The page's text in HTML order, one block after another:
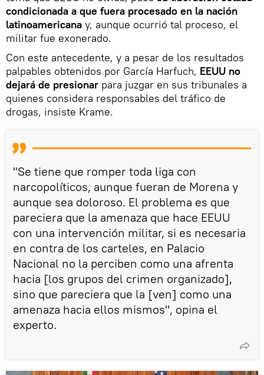
condicionada a que fuera procesado en la nación
latinoamericana y, aunque ocurrió tal proceso, el
militar fue exonerado.
Con este antecedente, y a pesar de los resultados
palpables obtenidos por García Harfuch, EEUU no
dejará de presionar para juzgar en sus tribunales a
quienes considera responsables del tráfico de
drogas, insiste Krame.
"Se tiene que romper toda liga con
narcopolíticos, aunque fueran de Morena y
aunque sea doloroso. El problema es que
pareciera que la amenaza que hace EEUU
con una intervención militar, si es necesaria
en contra de los carteles, en Palacio
Nacional no la perciben como una afrenta
hacia [los grupos del crimen organizado],
sino que pareciera que la [ven] como una
amenaza hacia ellos mismos", opina el
experto.